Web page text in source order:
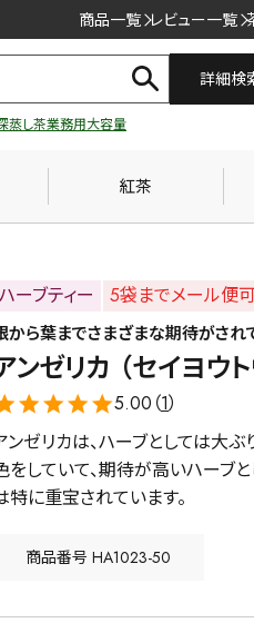
商品一覧 レビュー一覧
蒸し茶業務用大容量
詳細検
紅茶
ハーブティー 5袋までメール便可
から葉までさまざまな期待がされ
ンゼリカ （セイヨウ
5.00（1）
ンゼリカは、ハーブとしては大
をしていて、期待が高いハーブ
特に重宝されています。
商品番号 HA1023-50